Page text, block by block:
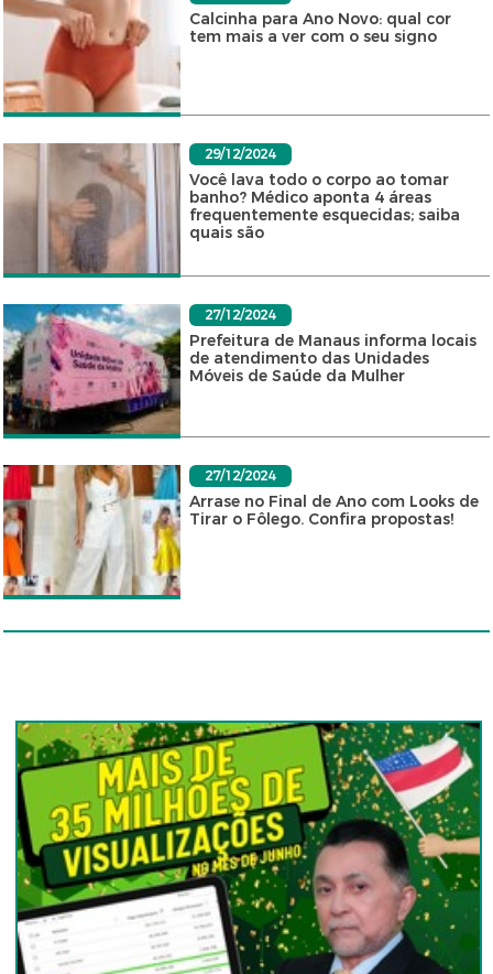
Calcinha para Ano Novo: qual cor
tem mais a ver com o seu signo
29/12/2024
Você lava todo o corpo ao tomar
banho? Médico aponta 4 áreas
frequentemente esquecidas; saiba
quais são
27/12/2024
Prefeitura de Manaus informa locais
de atendimento das Unidades
Móveis de Saúde da Mulher
27/12/2024
Arrase no Final de Ano com Looks de
Tirar o Fôlego. Confira propostas!